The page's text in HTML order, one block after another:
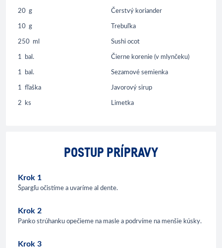
20 g Čerstvý koriander
10 g Trebuľka
250 ml Sushi ocot
1 bal. Čierne korenie (v mlynčeku)
1 bal. Sezamové semienka
1 fľaška Javorový sirup
2 ks Limetka
POSTUP PRÍPRAVY
Krok 1
Špargľu očistíme a uvaríme al dente.
Krok 2
Panko strúhanku opečieme na masle a podrvíme na menšie kúsky.
Krok 3